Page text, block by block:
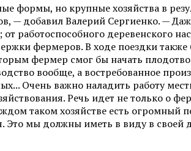
формы, но крупные хозяйства в
— добавил Валерий Сергиенко. —
от работоспособного деревенского
фермеров. В ходе поездки
фермер смог бы начать
вообще, а востребованное
Очень важно наладить работу
Речь идет не только о
таком хозяйстве есть огромный
Это мы должны иметь в виду в своей